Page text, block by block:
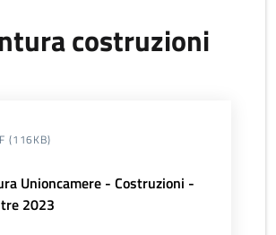
costruzioni
(116KB)
Unioncamere - Costruzioni -
2023